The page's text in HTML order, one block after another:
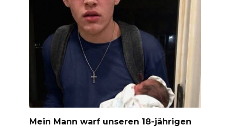
Mein Mann warf unseren 18-jährigen